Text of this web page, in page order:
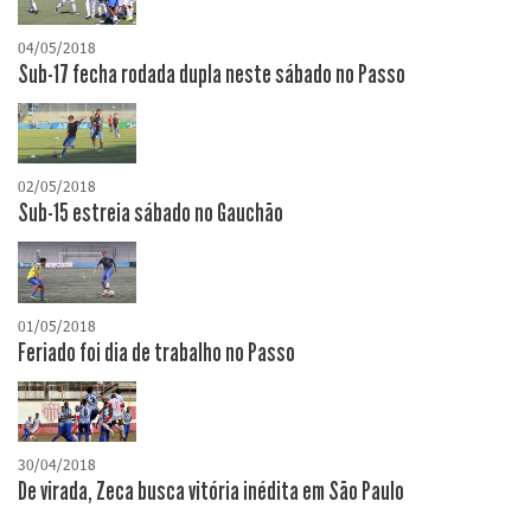
04/05/2018
Sub-17 fecha rodada dupla neste sábado no Passo
02/05/2018
Sub-15 estreia sábado no Gauchão
01/05/2018
Feriado foi dia de trabalho no Passo
30/04/2018
De virada, Zeca busca vitória inédita em São Paulo